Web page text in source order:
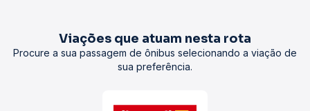
Viações que atuam nesta rota
Procure a sua passagem de ônibus selecionando a viação de
sua preferência.